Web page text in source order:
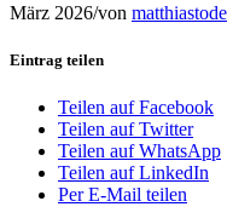
März 2026/von matthiastode
Eintrag teilen
Teilen auf Facebook
Teilen auf Twitter
Teilen auf WhatsApp
Teilen auf LinkedIn
Per E-Mail teilen